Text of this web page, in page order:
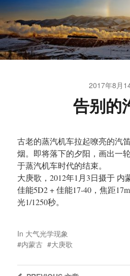
2017年8月
告别的
古老的蒸汽机车拉起嘹亮的汽
烟。即将落下的夕阳，画出一
于蒸汽机车时代的结束。
大庚歌，2012年1月3日摄于 内
佳能5D2 + 佳能17-40，焦距
光1/1250秒。
In 大气光学现象
内蒙古
大庚歌